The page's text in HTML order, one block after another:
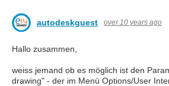
autodeskguest over 10 years ago
Hallo zusammen,
weiss jemand ob es möglich ist den
drawing" - der im Menü Options/User